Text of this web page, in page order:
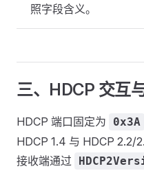
照字段含义。
三、HDCP 交互
HDCP 端口固定为 0x3A
HDCP 1.4 与 HDCP 2.2/
接收端通过